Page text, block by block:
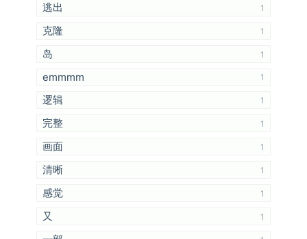
逃出 1
克隆 1
岛 1
emmmm 1
逻辑 1
完整 1
画面 1
清晰 1
感觉 1
又 1